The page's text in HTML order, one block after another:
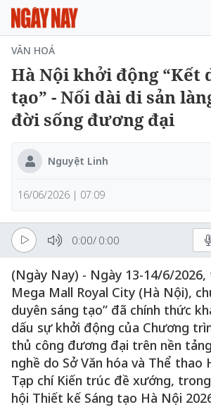
VĂN HOÁ
Hà Nội khởi động “Kết
tạo” - Nối dài di sản
đời sống đương đại
Nguyệt Linh
16/06/2026 | 07:09
0:00/ 0:00
(Ngày Nay) - Ngày 13-14/6/2026,
Mega Mall Royal City (Hà Nội),
duyên sáng tạo” đã chính thức
dấu sự khởi động của Chương
thủ công đương đại trên nền
nghề do Sở Văn hóa và Thể thao
Tạp chí Kiến trúc đề xướng,
hội Thiết kế Sáng tạo Hà Nội